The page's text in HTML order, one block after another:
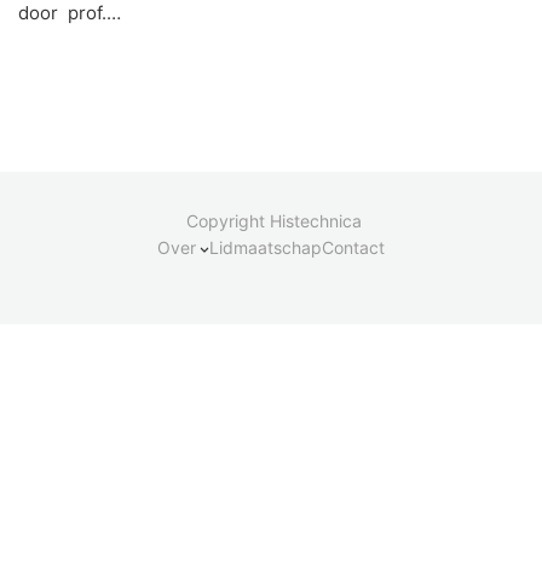
door prof.…
Copyright Histechnica
Over
LidmaatschapContact